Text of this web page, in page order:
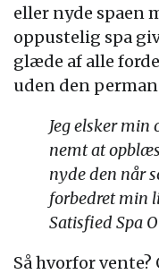
eller nyde spaen
oppustelig spa
glæde af alle
uden den
Jeg elsker min
nemt at
nyde den når
forbedret min
Satisfied Spa
Så hvorfor